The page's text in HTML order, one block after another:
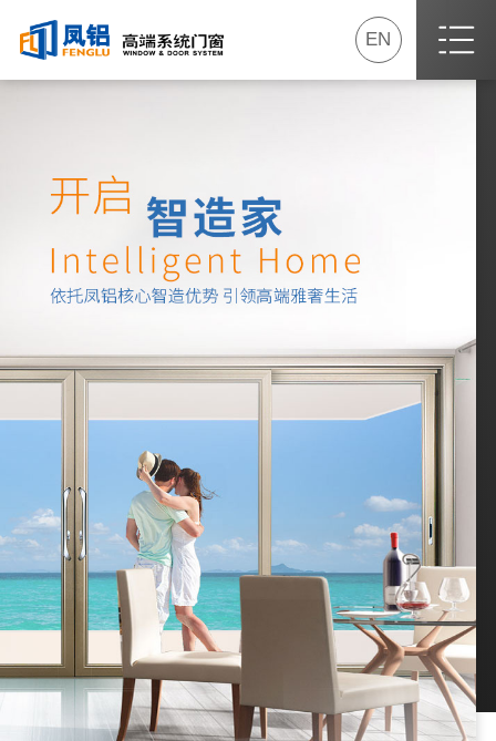
EN
关于我们
产品专区
我要加盟
服务专区
经销商专区